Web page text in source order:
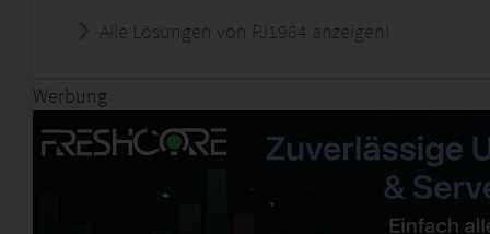
Alle Lösungen von PJ1984 anzeigen!
Werbung